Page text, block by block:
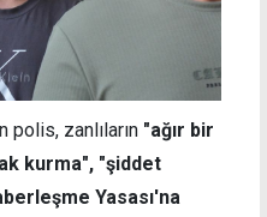
polis, zanlıların "ağır bir
kurma", "şiddet
Yasası'na